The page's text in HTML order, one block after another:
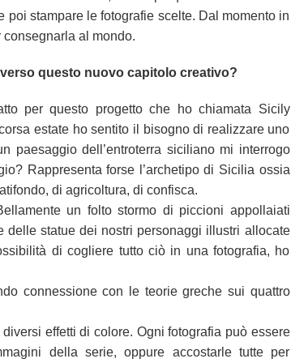
stampare le fotografie scelte. Dal momento in
al mondo.
questo nuovo capitolo creativo?
per questo progetto che ho chiamata Sicily
estate ho sentito il bisogno di realizzare uno
paesaggio dell’entroterra siciliano mi interrogo
Rappresenta forse l’archetipo di Sicilia ossia
di agricoltura, di confisca.
un folto stormo di piccioni appollaiati
delle statue dei nostri personaggi illustri allocate
di cogliere tutto ciò in una fotografia, ho
connessione con le teorie greche sui quattro
effetti di colore. Ogni fotografia può essere
della serie, oppure accostarle tutte per